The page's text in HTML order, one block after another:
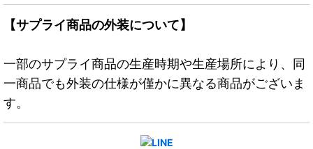
【サプライ商品の外装について】
一部のサプライ商品の生産時期や生産場所により、同
一商品でも外装の仕様が僅かに異なる商品がございま
す。